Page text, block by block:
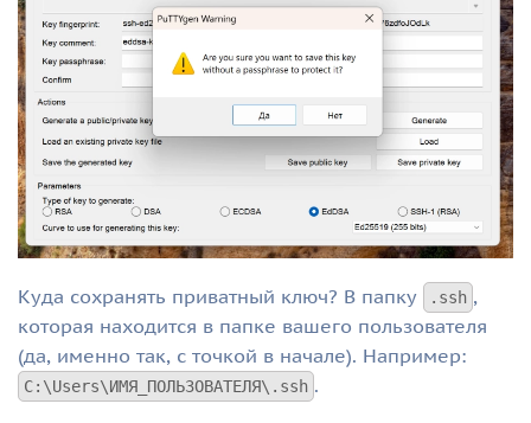
Куда сохранять приватный ключ? В папку .ssh ,
которая находится в папке вашего пользователя
(да, именно так, с точкой в начале). Например:
C:\Users\ИМЯ_ПОЛЬЗОВАТЕЛЯ\.ssh .